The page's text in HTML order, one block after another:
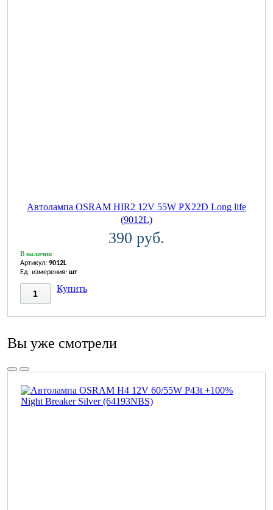
Автолампа OSRAM HIR2 12V 55W PX22D Long life
(9012L)
390 руб.
В наличии
Артикул: 9012L
Ед. измерения: шт
Купить
Вы уже смотрели